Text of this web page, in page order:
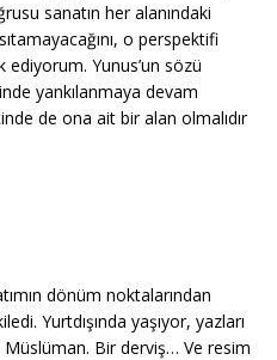
sanatın her alanındaki
o perspektifi
ediyorum. Yunus’un sözü
yankılanmaya devam
de ona ait bir alan olmalıdır
dönüm noktalarından
Yurtdışında yaşıyor, yazları
Müslüman. Bir derviş… Ve resim